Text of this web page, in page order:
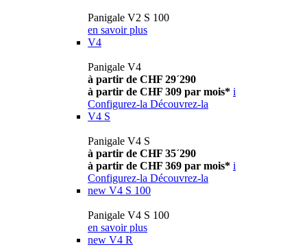
Panigale V2 S 100
en savoir plus
V4
Panigale V4
à partir de CHF 29´290
à partir de CHF 309 par mois* i
Configurez-la Découvrez-la
V4 S
Panigale V4 S
à partir de CHF 35´290
à partir de CHF 369 par mois* i
Configurez-la Découvrez-la
new V4 S 100
Panigale V4 S 100
en savoir plus
new V4 R